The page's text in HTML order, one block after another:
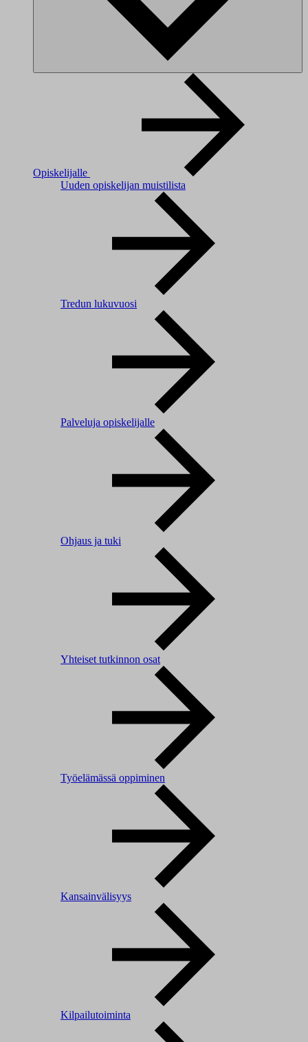
Opiskelijalle
Uuden opiskelijan muistilista
Tredun lukuvuosi
Palveluja opiskelijalle
Ohjaus ja tuki
Yhteiset tutkinnon osat
Työelämässä oppiminen
Kansainvälisyys
Kilpailutoiminta